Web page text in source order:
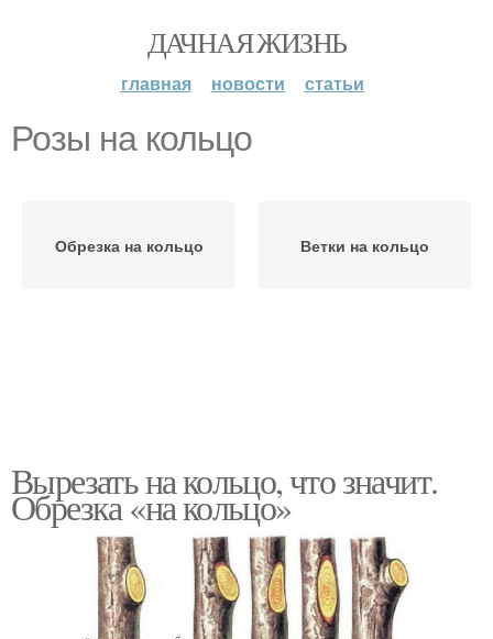
ДАЧНАЯ ЖИЗНЬ
главная новости статьи
Розы на кольцо
Обрезка на кольцо Ветки на кольцо
Вырезать на кольцо, что значит.
Обрезка «на кольцо»